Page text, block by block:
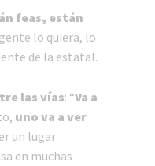
feas, están
lo quiera, lo
de la estatal.
las vías: “Va a
uno va a ver
un lugar
en muchas